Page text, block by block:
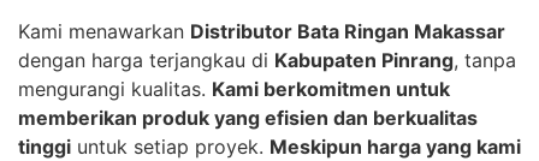
Kami menawarkan Distributor Bata Ringan Makassar
dengan harga terjangkau di Kabupaten Pinrang, tanpa
mengurangi kualitas. Kami berkomitmen untuk
memberikan produk yang efisien dan berkualitas
tinggi untuk setiap proyek. Meskipun harga yang kami